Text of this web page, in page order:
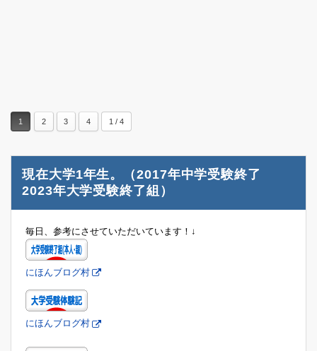
1 2 3 4 1 / 4
現在大学1年生。（2017年中学受験終了
2023年大学受験終了組）
毎日、参考にさせていただいています！↓
にほんブログ村
にほんブログ村